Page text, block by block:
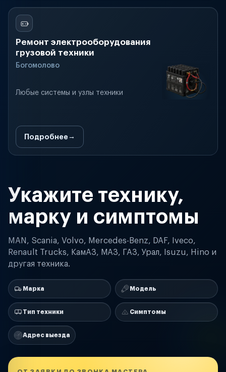
Ремонт электрооборудования
грузовой техники
Богомолово
Любые системы и узлы техники
Подробнее
Укажите технику,
марку и симптомы
MAN, Scania, Volvo, Mercedes-Benz, DAF, Iveco,
Renault Trucks, КамАЗ, МАЗ, ГАЗ, Урал, Isuzu, Hino и
другая техника.
Марка Модель
Тип техники Симптомы
Адрес выезда